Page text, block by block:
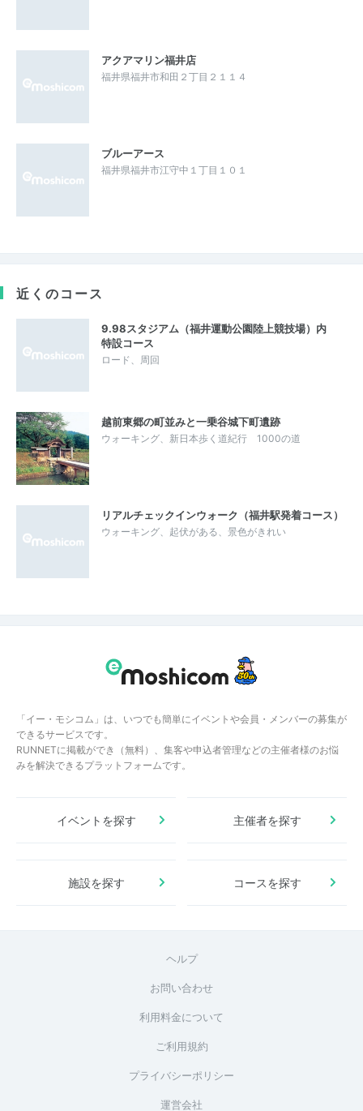
アクアマリン福井店
福井県福井市和田２丁目２１１４
ブルーアース
福井県福井市江守中１丁目１０１
近くのコース
9.98スタジアム（福井運動公園陸上競技場）内
特設コース
ロード、周回
越前東郷の町並みと一乗谷城下町遺跡
ウォーキング、新日本歩く道紀行 1000の道
リアルチェックインウォーク（福井駅発着コース）
ウォーキング、起伏がある、景色がきれい
「イー・モシコム」は、いつでも簡単にイベントや会員・メンバーの募集が
できるサービスです。
RUNNETに掲載ができ（無料）、集客や申込者管理などの主催者様のお悩
みを解決できるプラットフォームです。
イベントを探す 主催者を探す
施設を探す コースを探す
ヘルプ
お問い合わせ
利用料金について
ご利用規約
プライバシーポリシー
運営会社